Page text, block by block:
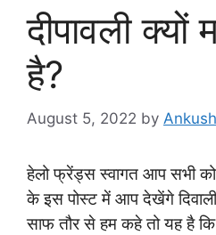
दीपावली क्यों
है?
August 5, 2022 by
हेलो फ्रेंड्स स्वागत आप सभी
के इस पोस्ट में आप देखेंगे दिवाली
साफ तौर से हम कहे तो यह है कि